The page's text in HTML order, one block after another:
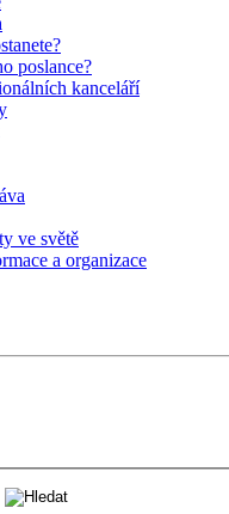
poslance?
kanceláří
ve světě
a organizace